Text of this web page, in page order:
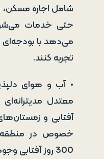
شامل اجاره
حتی خدمات
می‌دهد با بودجه‌ای
تجربه کنند.
• آب و هوای
معتدل
آفتابی و
خصوص در منطقه
300 روز آفتابی